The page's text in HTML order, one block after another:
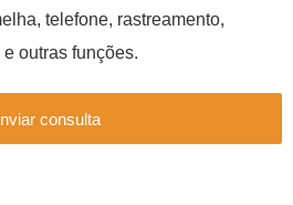
telefone, rastreamento,
outras funções.
consulta